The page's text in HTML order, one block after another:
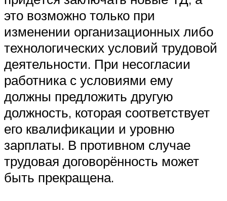
это возможно только при
изменении организационных либо
технологических условий трудовой
деятельности. При несогласии
работника с условиями ему
должны предложить другую
должность, которая соответствует
его квалификации и уровню
зарплаты. В противном случае
трудовая договорённость может
быть прекращена.